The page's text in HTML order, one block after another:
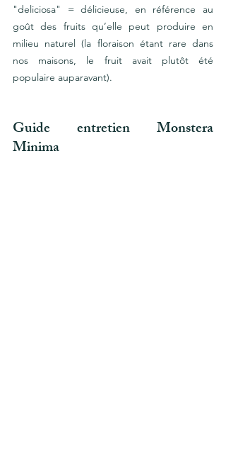
"deliciosa" = délicieuse, en référence au
goût des fruits qu’elle peut produire en
milieu naturel (la floraison étant rare dans
nos maisons, le fruit avait plutôt été
populaire auparavant).
Guide entretien Monstera
Minima